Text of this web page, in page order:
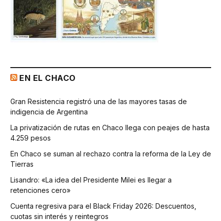
EN EL CHACO
Gran Resistencia registró una de las mayores tasas de
indigencia de Argentina
La privatización de rutas en Chaco llega con peajes de hasta
4.259 pesos
En Chaco se suman al rechazo contra la reforma de la Ley de
Tierras
Lisandro: «La idea del Presidente Milei es llegar a
retenciones cero»
Cuenta regresiva para el Black Friday 2026: Descuentos,
cuotas sin interés y reintegros